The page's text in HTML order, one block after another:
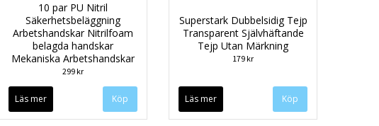
10 par PU Nitril
Säkerhetsbeläggning
Arbetshandskar Nitrilfoam
belagda handskar
Mekaniska Arbetshandskar
299 kr
Läs mer Köp
Superstark Dubbelsidig Tejp
Transparent Självhäftande
Tejp Utan Märkning
179 kr
Läs mer